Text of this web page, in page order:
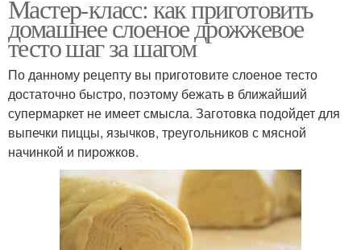
Мастер-класс: как приготовить
домашнее слоеное дрожжевое
тесто шаг за шагом
По данному рецепту вы приготовите слоеное тесто
достаточно быстро, поэтому бежать в ближайший
супермаркет не имеет смысла. Заготовка подойдет для
выпечки пиццы, язычков, треугольников с мясной
начинкой и пирожков.